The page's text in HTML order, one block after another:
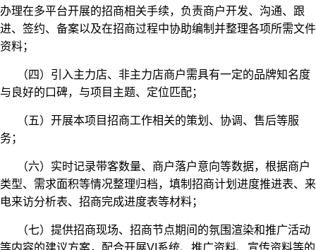
办理在多平台开展的招商相关手续，负责商户开发、沟通、跟
进、签约、备案以及在招商过程中协助编制并整理各项所需文件
资料；
（四）引入主力店、非主力店商户需具有一定的品牌知名度
与良好的口碑，与项目主题、定位匹配；
（五）开展本项目招商工作相关的策划、协调、售后等服
务；
（六）实时记录带客数量、商户落户意向等数据，根据商户
类型、需求面积等情况整理归档，填制招商计划进度推进表、来
电来访分析表、招商完成进度表等材料；
（七）提供招商现场、招商节点期间的氛围渲染和推广活动
等内容的建议方案，配合开展VI系统、推广资料、宣传资料等的